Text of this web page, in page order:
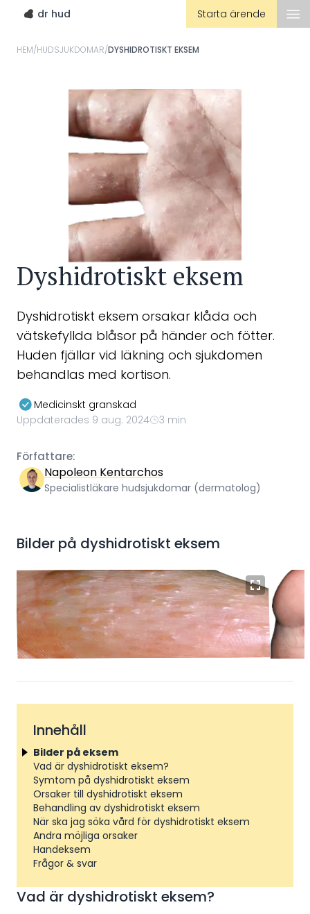
dr hud Starta ärende
HEM/HUDSJUKDOMAR/DYSHIDROTISKT EKSEM
Dyshidrotiskt eksem
Dyshidrotiskt eksem orsakar klåda och
vätskefyllda blåsor på händer och fötter.
Huden fjällar vid läkning och sjukdomen
behandlas med kortison.
Medicinskt granskad
Uppdaterades 9 aug. 2024
3 min
Författare:
Napoleon Kentarchos
Specialistläkare hudsjukdomar (dermatolog)
Bilder på dyshidrotiskt eksem
Innehåll
Bilder på eksem
Vad är dyshidrotiskt eksem?
Symtom på dyshidrotiskt eksem
Orsaker till dyshidrotiskt eksem
Behandling av dyshidrotiskt eksem
När ska jag söka vård för dyshidrotiskt eksem
Andra möjliga orsaker
Handeksem
Frågor & svar
Vad är dyshidrotiskt eksem?